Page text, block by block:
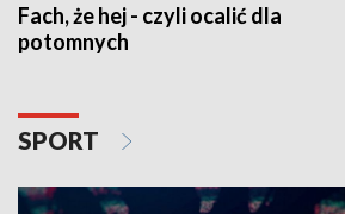
Fach, że hej - czyli ocalić dla
potomnych
SPORT